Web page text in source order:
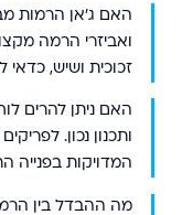
האם ג'אן הרמות
ואביזרי הרמה
זכוכית ושיש,
האם ניתן להרים לוח
ותכנון נכון.
המדויקות בפנייה
מה ההבדל בין